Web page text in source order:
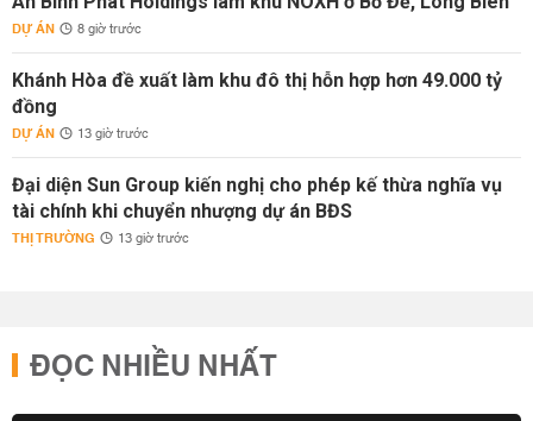
DỰ ÁN 8 giờ trước
Khánh Hòa đề xuất làm khu đô thị hỗn hợp hơn 49.000 tỷ
đồng
DỰ ÁN 13 giờ trước
Đại diện Sun Group kiến nghị cho phép kế thừa nghĩa vụ
tài chính khi chuyển nhượng dự án BĐS
THỊ TRƯỜNG 13 giờ trước
ĐỌC NHIỀU NHẤT